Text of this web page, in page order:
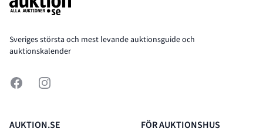
Sveriges största och mest levande auktionsguide och
auktionskalender
FacebookInstagram
AUKTION.SE FÖR AUKTIONSHUS